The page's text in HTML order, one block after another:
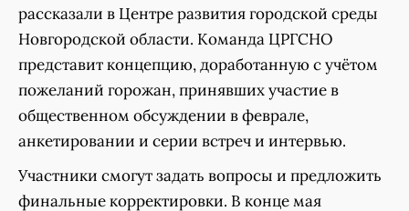
рассказали в Центре развития городской среды
Новгородской области. Команда ЦРГСНО
представит концепцию, доработанную с учётом
пожеланий горожан, принявших участие в
общественном обсуждении в феврале,
анкетировании и серии встреч и интервью.
Участники смогут задать вопросы и предложить
финальные корректировки. В конце мая